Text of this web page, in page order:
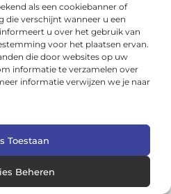
als een cookiebanner of
die verschijnt wanneer u een
u over het gebruik van
voor het plaatsen ervan.
die door websites op uw
informatie te verzamelen over
informatie verwijzen we je naar
Toestaan
Beheren
wonen: van
gids leer je hoe je met simpele